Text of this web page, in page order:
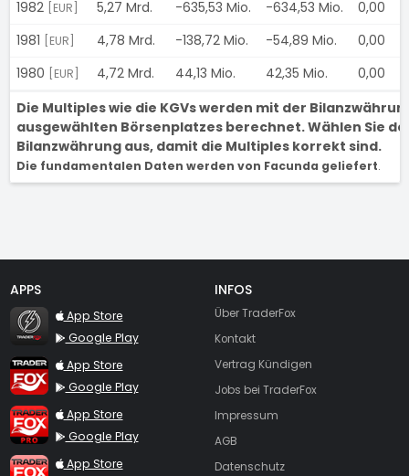
1982
[EUR] 5,27 Mrd. -635,53 Mio. -634,53 Mio. 0,00
1981
[EUR] 4,78 Mrd. -138,72 Mio. -54,89 Mio. 0,00
1980
[EUR] 4,72 Mrd. 44,13 Mio. 42,35 Mio. 0,00
Die Multiples wie die KGVs werden mit der
ausgewählten Börsenplatzes berechnet. Wählen Sie
Bilanzwährung aus, damit die Multiples korrekt sind.
Die fundamentalen Daten werden von Facunda geliefert.
APPS
TraderFox Flash
App Store
Google Play
TraderFox App
App Store
Google Play
TraderFox Pro
App Store
Google Play
TraderFox dpa-AFX ProFeed
App Store
INFOS
Über TraderFox
Kontakt
Vertrag Kündigen
Jobs bei TraderFox
Impressum
AGB
Datenschutz